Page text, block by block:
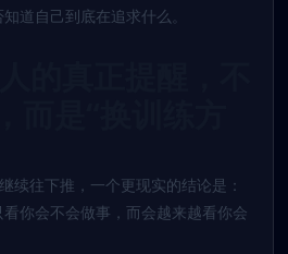
道自己到底在追求什么。
续往下推，一个更现实的结论是：
你会不会做事，而会越来越看你会